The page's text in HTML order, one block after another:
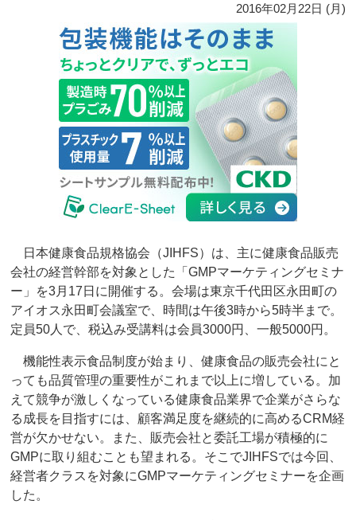
2016年02月22日 (月)
日本健康食品規格協会（JIHFS）は、主に健康食品販売
会社の経営幹部を対象とした「GMPマーケティングセミナ
ー」を3月17日に開催する。会場は東京千代田区永田町の
アイオス永田町会議室で、時間は午後3時から5時半まで。
定員50人で、税込み受講料は会員3000円、一般5000円。
機能性表示食品制度が始まり、健康食品の販売会社にと
っても品質管理の重要性がこれまで以上に増している。加
えて競争が激しくなっている健康食品業界で企業がさらな
る成長を目指すには、顧客満足度を継続的に高めるCRM経
営が欠かせない。また、販売会社と委託工場が積極的に
GMPに取り組むことも望まれる。そこでJIHFSでは今回、
経営者クラスを対象にGMPマーケティングセミナーを企画
した。